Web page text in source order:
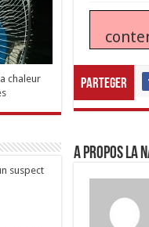
Parteger
A propos LA
chaleur
suspect